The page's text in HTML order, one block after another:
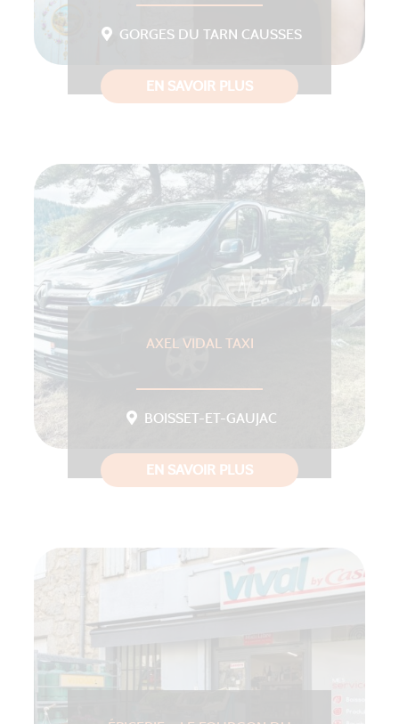
GORGES DU TARN CAUSSES
EN SAVOIR PLUS
AXEL VIDAL TAXI
BOISSET-ET-GAUJAC
EN SAVOIR PLUS